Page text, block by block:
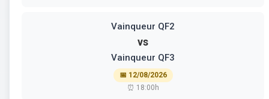
Vainqueur QF2
vs
Vainqueur QF3
📅 12/08/2026
⏰ 18:00h